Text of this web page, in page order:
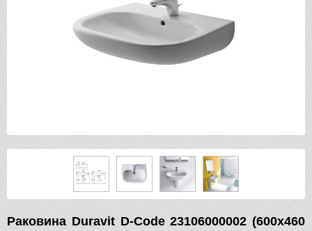
Раковина Duravit D-Code 23106000002 (600х460